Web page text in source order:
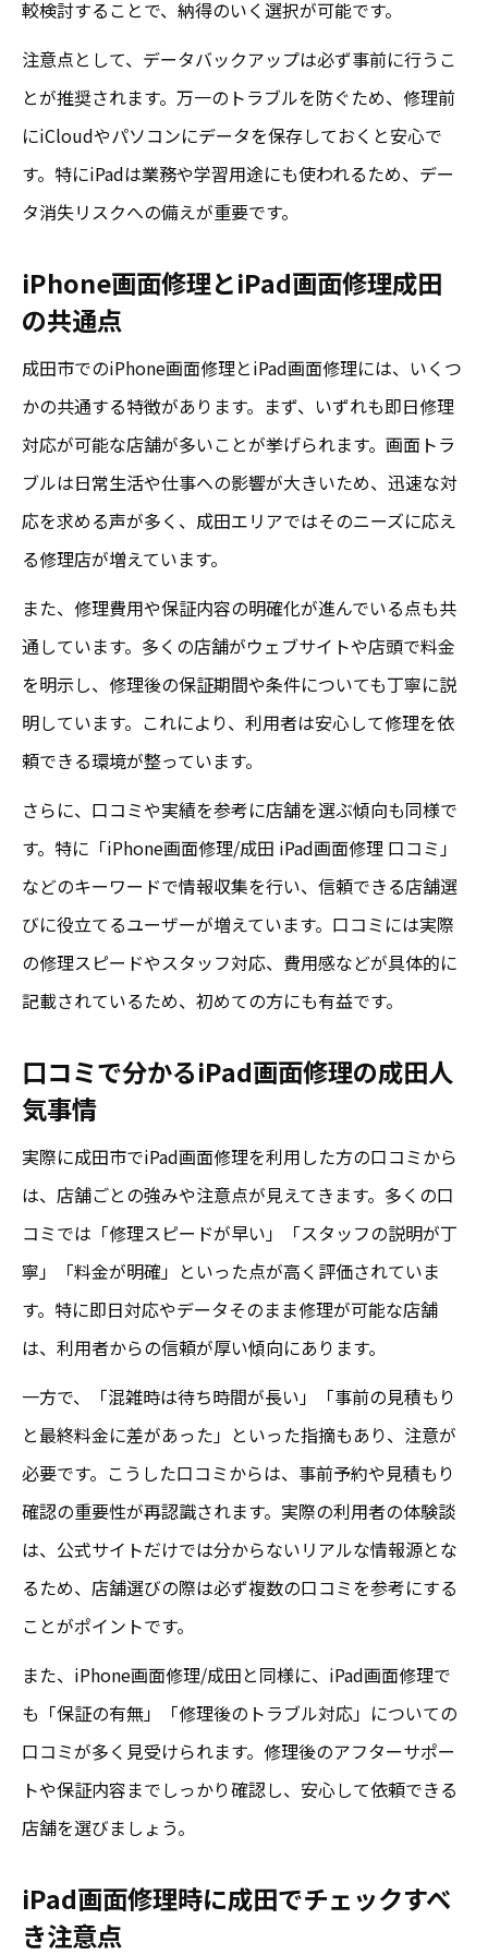
較検討することで、納得のいく選択が可能です。
注意点として、データバックアップは必ず事前に行うこ
とが推奨されます。万一のトラブルを防ぐため、修理前
にiCloudやパソコンにデータを保存しておくと安心で
す。特にiPadは業務や学習用途にも使われるため、デー
タ消失リスクへの備えが重要です。
iPhone画面修理とiPad画面修理成田
の共通点
成田市でのiPhone画面修理とiPad画面修理には、いくつ
かの共通する特徴があります。まず、いずれも即日修理
対応が可能な店舗が多いことが挙げられます。画面トラ
ブルは日常生活や仕事への影響が大きいため、迅速な対
応を求める声が多く、成田エリアではそのニーズに応え
る修理店が増えています。
また、修理費用や保証内容の明確化が進んでいる点も共
通しています。多くの店舗がウェブサイトや店頭で料金
を明示し、修理後の保証期間や条件についても丁寧に説
明しています。これにより、利用者は安心して修理を依
頼できる環境が整っています。
さらに、口コミや実績を参考に店舗を選ぶ傾向も同様で
す。特に「iPhone画面修理/成田 iPad画面修理 口コミ」
などのキーワードで情報収集を行い、信頼できる店舗選
びに役立てるユーザーが増えています。口コミには実際
の修理スピードやスタッフ対応、費用感などが具体的に
記載されているため、初めての方にも有益です。
口コミで分かるiPad画面修理の成田人
気事情
実際に成田市でiPad画面修理を利用した方の口コミから
は、店舗ごとの強みや注意点が見えてきます。多くの口
コミでは「修理スピードが早い」「スタッフの説明が丁
寧」「料金が明確」といった点が高く評価されていま
す。特に即日対応やデータそのまま修理が可能な店舗
は、利用者からの信頼が厚い傾向にあります。
一方で、「混雑時は待ち時間が長い」「事前の見積もり
と最終料金に差があった」といった指摘もあり、注意が
必要です。こうした口コミからは、事前予約や見積もり
確認の重要性が再認識されます。実際の利用者の体験談
は、公式サイトだけでは分からないリアルな情報源とな
るため、店舗選びの際は必ず複数の口コミを参考にする
ことがポイントです。
また、iPhone画面修理/成田と同様に、iPad画面修理で
も「保証の有無」「修理後のトラブル対応」についての
口コミが多く見受けられます。修理後のアフターサポー
トや保証内容までしっかり確認し、安心して依頼できる
店舗を選びましょう。
iPad画面修理時に成田でチェックすべ
き注意点